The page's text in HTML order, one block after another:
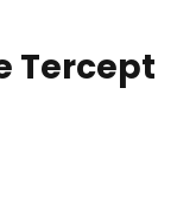
Tercept